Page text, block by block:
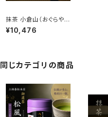
抹茶 小倉山（おぐらや
ま）150g缶
¥10,476
同じカテゴリの商品